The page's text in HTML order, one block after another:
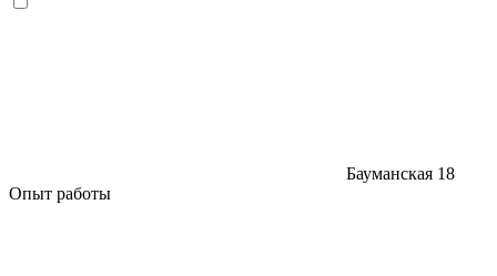
Бауманская 18
Опыт работы